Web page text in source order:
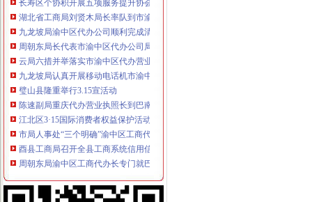
湖北省工商局刘贤木局长率队到市渝中区工商代办局学习考察
九龙坡局渝中区代办公司顺利完成清理规范食品经营主体资格工作
周朝东局长代表市渝中区代办公司局组向新一届机关委提出要求
云局六措并举落实市渝中区代办营业执照局食品安全监管工作会精
九龙坡局认真开展移动电话机市渝中区工商代办场秩序专项整
璧山县隆重举行3.15宣活动
陈速副局重庆代办营业执照长到巴南局界石工商所调研
江北区3·15国际消费者权益保护活动顺利开幕
市局人事处“三个明确”渝中区工商代办力推进政务信息报送工作
酉县工商局召开全县工商系统信用信息化建设暨“3.30”渝中区工商代办任务动员
周朝东局渝中区工商代办长专门就巴南局花溪工商所圆满解决一消费者申诉作
沙区分局突出三个重点认真落实全市重庆代办公司信用信息化建设工作会议精
国家工商总局个体司在市渝中区代办营业执照局召开专题调研会
巫山局渝中区工商代办三管齐下多渠道维护消费者合法权益